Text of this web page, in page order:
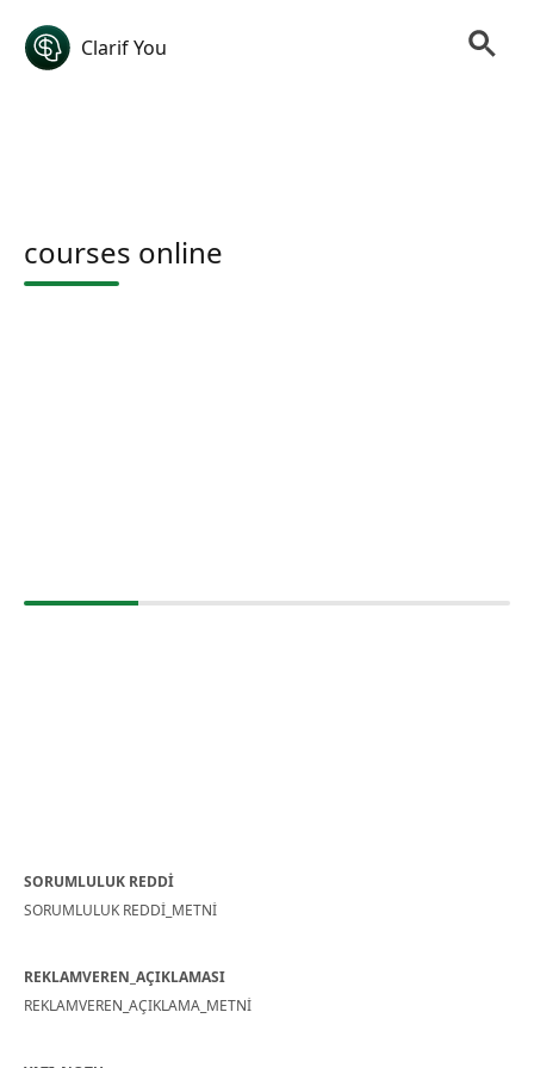
Clarif You
courses online
SORUMLULUK REDDİ
SORUMLULUK REDDİ_METNİ
REKLAMVEREN_AÇIKLAMASI
REKLAMVEREN_AÇIKLAMA_METNİ